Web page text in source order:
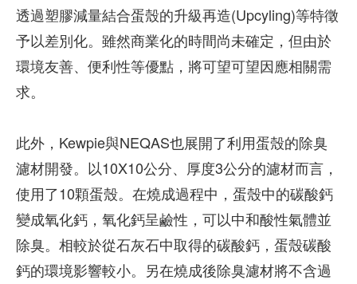
透過塑膠減量結合蛋殼的升級再造(Upcyling)等特徵
予以差別化。雖然商業化的時間尚未確定，但由於
環境友善、便利性等優點，將可望可望因應相關需
求。
此外，Kewpie與NEQAS也展開了利用蛋殼的除臭
濾材開發。以10X10公分、厚度3公分的濾材而言，
使用了10顆蛋殼。在燒成過程中，蛋殼中的碳酸鈣
變成氧化鈣，氧化鈣呈鹼性，可以中和酸性氣體並
除臭。相較於從石灰石中取得的碳酸鈣，蛋殼碳酸
鈣的環境影響較小。另在燒成後除臭濾材將不含過